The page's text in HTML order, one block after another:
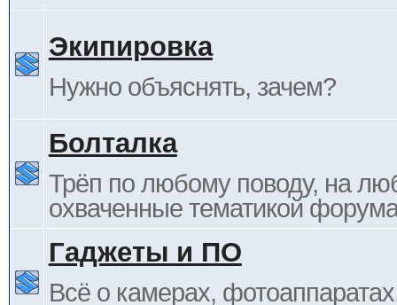
Экипировка
Нужно объяснять, зачем?
Болталка
Трёп по любому поводу, на
охваченные тематикой
Гаджеты и ПО
Всё о камерах,